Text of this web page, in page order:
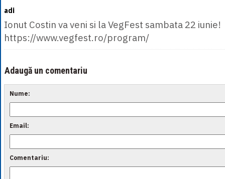
adi
Ionut Costin va veni si la VegFest sambata 22 iunie!
https://www.vegfest.ro/program/
Adaugă un comentariu
Nume:
Email:
Comentariu: